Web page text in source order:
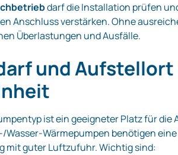
darf die Installation prüfen
Anschluss verstärken. Ohne
Überlastungen und Ausfälle.
und Aufstellort
ist ein geeigneter Platz für die
Wasser‑Wärmepumpen benötigen eine
mit guter Luftzufuhr. Wichtig sind: